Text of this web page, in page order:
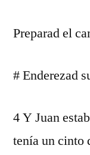
Preparad el
# Enderezad
4 Y Juan
tenía un cinto